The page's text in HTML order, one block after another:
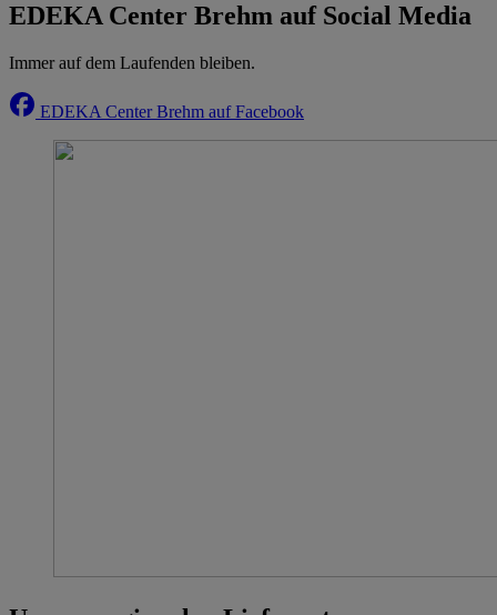
EDEKA Center Brehm auf Social Media
Immer auf dem Laufenden bleiben.
EDEKA Center Brehm auf Facebook